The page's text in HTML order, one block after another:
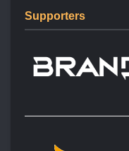
Supporters